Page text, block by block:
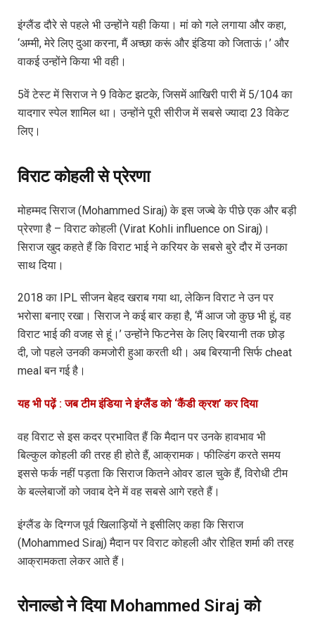
इंग्लैंड दौरे से पहले भी उन्होंने यही किया। मां को गले लगाया और कहा,
‘अम्मी, मेरे लिए दुआ करना, मैं अच्छा करूं और इंडिया को जिताऊं।’ और
वाकई उन्होंने किया भी वही।
5वें टेस्ट में सिराज ने 9 विकेट झटके, जिसमें आखिरी पारी में 5/104 का
यादगार स्पेल शामिल था। उन्होंने पूरी सीरीज में सबसे ज्यादा 23 विकेट
लिए।
विराट कोहली से प्रेरणा
मोहम्मद सिराज (Mohammed Siraj) के इस जज्बे के पीछे एक और बड़ी
प्रेरणा है – विराट कोहली (Virat Kohli influence on Siraj)।
सिराज खुद कहते हैं कि विराट भाई ने करियर के सबसे बुरे दौर में उनका
साथ दिया।
2018 का IPL सीजन बेहद खराब गया था, लेकिन विराट ने उन पर
भरोसा बनाए रखा। सिराज ने कई बार कहा है, ‘मैं आज जो कुछ भी हूं, वह
विराट भाई की वजह से हूं।’ उन्होंने फिटनेस के लिए बिरयानी तक छोड़
दी, जो पहले उनकी कमजोरी हुआ करती थी। अब बिरयानी सिर्फ cheat
meal बन गई है।
यह भी पढ़ें : जब टीम इंडिया ने इंग्लैंड को ‘कैंडी क्रश’ कर दिया
वह विराट से इस कदर प्रभावित हैं कि मैदान पर उनके हावभाव भी
बिल्कुल कोहली की तरह ही होते हैं, आक्रामक। फील्डिंग करते समय
इससे फर्क नहीं पड़ता कि सिराज कितने ओवर डाल चुके हैं, विरोधी टीम
के बल्लेबाजों को जवाब देने में वह सबसे आगे रहते हैं।
इंग्लैंड के दिग्गज पूर्व खिलाड़ियों ने इसीलिए कहा कि सिराज
(Mohammed Siraj) मैदान पर विराट कोहली और रोहित शर्मा की तरह
आक्रामकता लेकर आते हैं।
रोनाल्डो ने दिया Mohammed Siraj को